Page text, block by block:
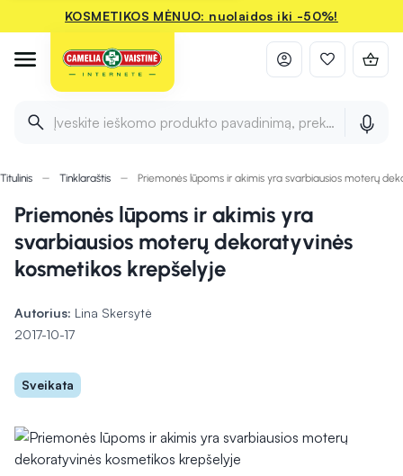
KOSMETIKOS MĖNUO: nuolaidos iki -50%!
Įveskite ieškomo produkto pavadinimą, prekės ženklą ir
Titulinis Tinklaraštis Priemonės lūpoms ir akimis yra svarbiausios moterų
Priemonės lūpoms ir akimis yra
svarbiausios moterų dekoratyvinės
kosmetikos krepšelyje
Autorius: Lina Skersytė
2017-10-17
Sveikata